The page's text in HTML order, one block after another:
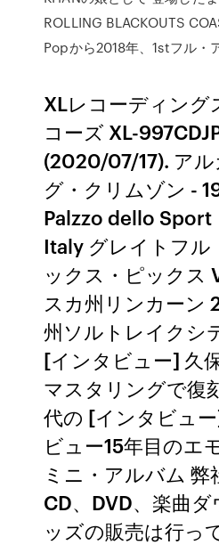
ROLLING BLACKOUTS
Popから2018年、1stフル・
XLレコーディング
コーズ XL-
(2020/07/17). ア
グ・クリムゾン -
Palzzo dello Sport
Italy グレイトフル
ックス・ピックス
スカ州リンカーン
州ソルトレイクシ
[インタビュー] 久
マスタリングで復
代の [インタビュ
ビュー15年目のエ
ミニ・アルバム 弊
CD、DVD、楽曲
ッズの販売は行っ